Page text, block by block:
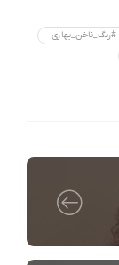
#رنگ_ناخن_بهاری